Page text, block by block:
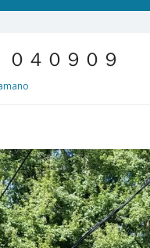
４０９０９